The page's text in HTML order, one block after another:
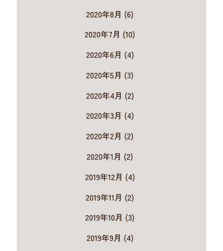
2020年8月 (6)
2020年7月 (10)
2020年6月 (4)
2020年5月 (3)
2020年4月 (2)
2020年3月 (4)
2020年2月 (2)
2020年1月 (2)
2019年12月 (4)
2019年11月 (2)
2019年10月 (3)
2019年9月 (4)